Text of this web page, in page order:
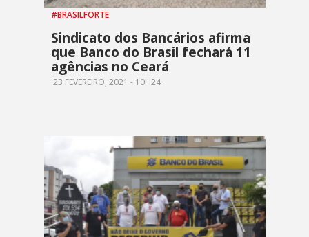
#BRASILFORTE
Sindicato dos Bancários afirma
que Banco do Brasil fechará 11
agências no Ceará
23 FEVEREIRO, 2021 - 10H24